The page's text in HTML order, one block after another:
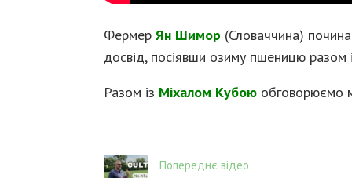
Фермер Ян Шимор (Словаччина)
досвід, посіявши озиму пшеницю разом
Разом із Міхалом Кубою обговорюємо
Попереднє відео